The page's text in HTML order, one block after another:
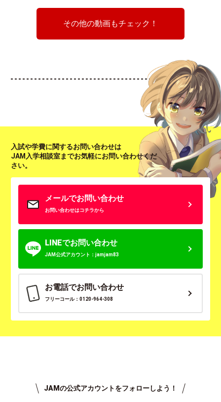
その他の動画もチェック！
入試や学費に関するお問い合わせは
JAM入学相談室までお気軽にお問い合わせくだ
さい。
メールでお問い合わせ
お問い合わせはコチラから
LINEでお問い合わせ
JAM公式アカウント：jamjam83
お電話でお問い合わせ
フリーコール：0120-964-308
JAMの公式アカウントをフォローしよう！